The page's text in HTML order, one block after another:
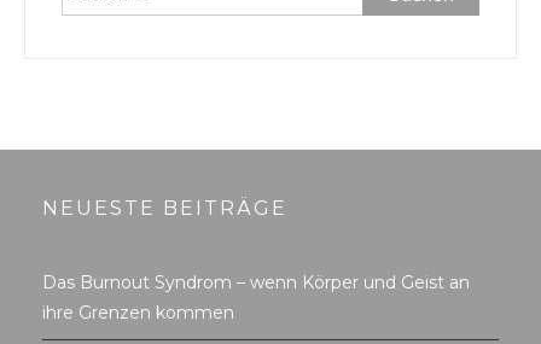
nach:
NEUESTE BEITRÄGE
Das Burnout Syndrom – wenn Körper und Geist an
ihre Grenzen kommen